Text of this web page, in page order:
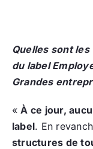
Quelles sont
du label
Grandes
«À ce jour,
label. En
structures de